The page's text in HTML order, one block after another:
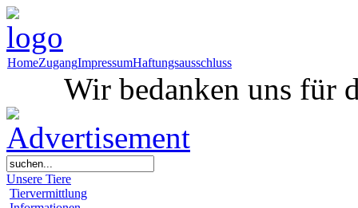
HomeZugangImpressumHaftungsausschluss
Wir bedanken uns für
Unsere Tiere
Tiervermittlung